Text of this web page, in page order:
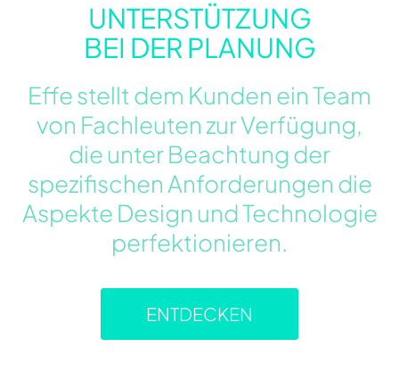
UNTERSTÜTZUNG
BEI DER PLANUNG
Effe stellt dem Kunden ein Team
von Fachleuten zur Verfügung,
die unter Beachtung der
spezifischen Anforderungen die
Aspekte Design und Technologie
perfektionieren.
ENTDECKEN